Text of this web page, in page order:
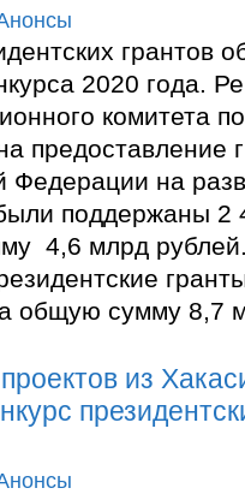
грантов
2020 года.
комитета
предоставление
Федерации на
поддержаны 2
4,6 млрд
общую сумму 8,7
из